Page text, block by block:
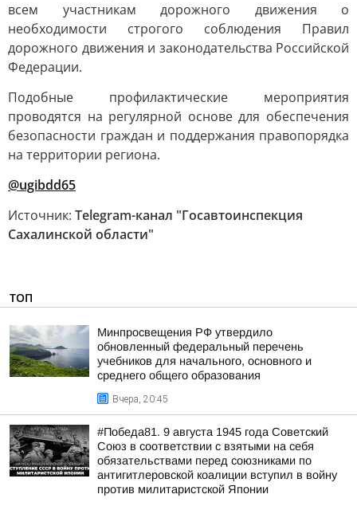
всем участникам дорожного движения о
необходимости строгого соблюдения Правил
дорожного движения и законодательства Российской
Федерации.
Подобные профилактические мероприятия
проводятся на регулярной основе для обеспечения
безопасности граждан и поддержания правопорядка
на территории региона.
@ugibdd65
Источник: Telegram-канал "Госавтоинспекция
Сахалинской области"
ТОП
Минпросвещения РФ утвердило
обновленный федеральный перечень
учебников для начального, основного и
среднего общего образования
Вчера, 20:45
#Победа81. 9 августа 1945 года Советский
Союз в соответствии с взятыми на себя
обязательствами перед союзниками по
антигитлеровской коалиции вступил в войну
против милитаристской Японии